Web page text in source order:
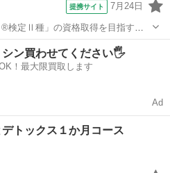
提携サイト 7月24日
®検定Ⅱ種」の資格取得を目指すコ
うに普段から配慮するためのスキ
、安全配慮義務に則った対応を潤
かどうか...
シン買わせてください🖐️
！最大限買取します
Ad
トックス１か月コース